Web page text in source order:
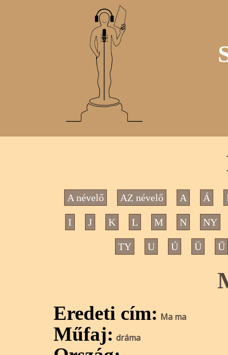
A névelő AZ névelő A Á
I J K L M N NY
TY U Ú Ü Ű
Eredeti cím: Ma ma
Műfaj: dráma